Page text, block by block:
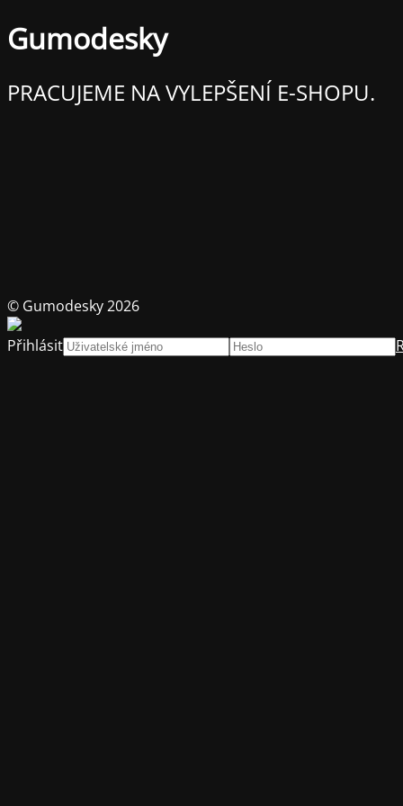
Gumodesky
PRACUJEME NA VYLEPŠENÍ E-SHOPU.
© Gumodesky 2026
Přihlásit